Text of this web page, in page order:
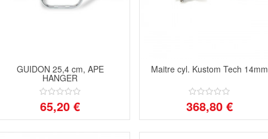
GUIDON 25,4 cm, APE
HANGER
65,20 €
Maitre cyl. Kustom Tech 14mm
368,80 €